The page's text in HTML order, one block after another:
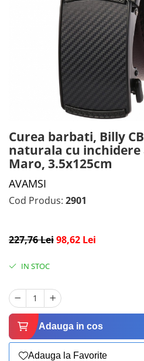
BRATARI DAMĂ
PORTOFELE DAMĂ
GENTI DAMĂ
RUCSACURI DAMĂ
CURELE DAMĂ
Curea barbati, Billy
naturala cu
Maro, 3.5x125cm
AVAMSI
Cod Produs: 2901
227,76 Lei98,62 Lei
IN STOC
Adauga in cos
Adauga la Favorite